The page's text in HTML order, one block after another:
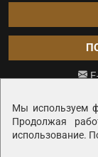
Мы используем
Продолжая
использование.